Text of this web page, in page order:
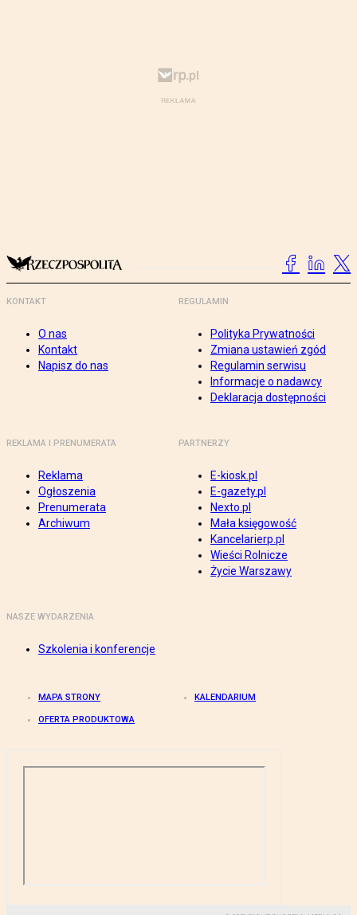
KONTAKT
O nas
Kontakt
Napisz do nas
REGULAMIN
Polityka Prywatności
Zmiana ustawień zgód
Regulamin serwisu
Informacje o nadawcy
Deklaracja dostępności
REKLAMA I PRENUMERATA
Reklama
Ogłoszenia
Prenumerata
Archiwum
PARTNERZY
E-kiosk.pl
E-gazety.pl
Nexto.pl
Mała księgowość
Kancelarierp.pl
Wieści Rolnicze
Życie Warszawy
NASZE WYDARZENIA
Szkolenia i konferencje
MAPA STRONY KALENDARIUM
OFERTA PRODUKTOWA